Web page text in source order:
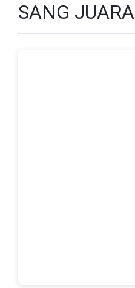
SANG JUARA